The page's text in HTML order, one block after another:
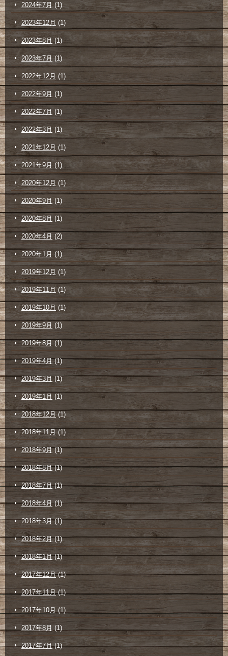
2024年7月(1)
2023年12月 (1)
2023年8月 (1)
2023年7月 (1)
2022年12月 (1)
2022年9月 (1)
2022年7月 (1)
2022年3月 (1)
2021年12月 (1)
2021年9月 (1)
2020年12月 (1)
2020年9月 (1)
2020年8月 (1)
2020年4月 (2)
2020年1月 (1)
2019年12月 (1)
2019年11月 (1)
2019年10月 (1)
2019年9月 (1)
2019年8月(1)
2019年4月(1)
2019年3月(1)
2019年1月 (1)
2018年12月 (1)
2018年11月 (1)
2018年9月(1)
2018年8月(1)
2018年7月(1)
2018年4月(1)
2018年3月(1)
2018年2月(1)
2018年1月(1)
2017年12月(1)
2017年11月(1)
2017年10月 (1)
2017年8月 (1)
2017年7月(1)